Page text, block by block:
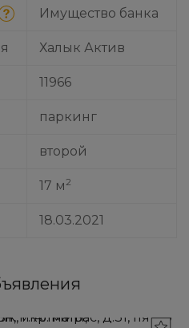
Имущество банка
Халык Актив
11966
паркинг
второй
17 м 2
18.03.2021